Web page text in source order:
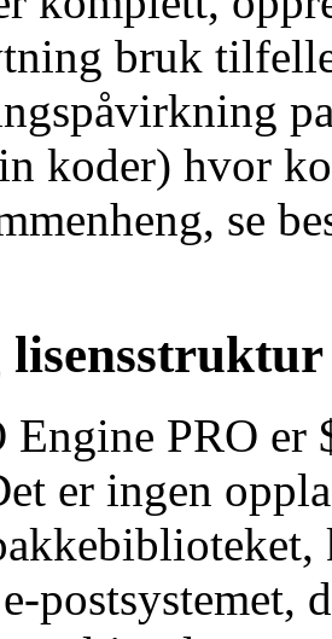
bruk
koder) hvor
se
lisensstruktur
Engine PRO er
er ingen
postsystemet,